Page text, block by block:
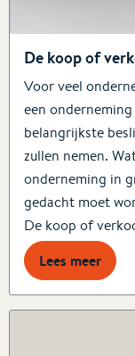
De koop of
Voor veel
een
belangrijkste
zullen nemen.
onderneming in
gedacht moet
De koop of
Lees meer